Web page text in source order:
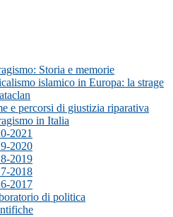
Storia e memorie
islamico in Europa: la strage
e percorsi di giustizia riparativa
in Italia
2021
2020
2019
2018
2017
di politica